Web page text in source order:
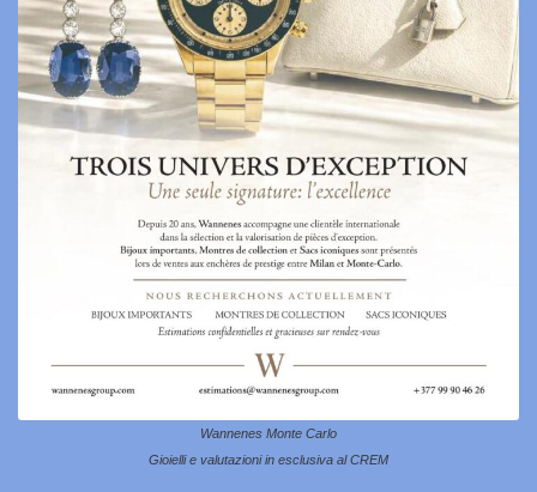
Wannenes Monte Carlo
Gioielli e valutazioni in esclusiva al CREM